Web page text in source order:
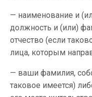
— наименование и
должность и (или)
отчество (если
лица, которым
— ваши фамилия,
таковое имеется)